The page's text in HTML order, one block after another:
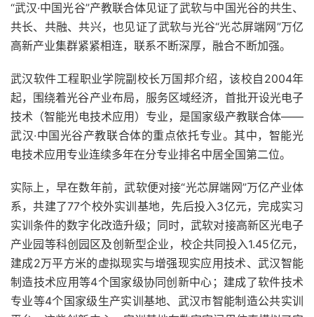
“武汉·中国光谷”产教联合体见证了武软与中国光谷的共生、
共长、共融、共兴，也见证了武软与光谷“光芯屏端网”万亿
高新产业集群紧紧相连，联系不断深厚，融合不断加强。
武汉软件工程职业学院副校长万国邦介绍，该校自2004年
起，围绕着光谷产业布局，服务区域经济，首批开设光电子
技术（智能光电技术应用）专业，是国家级产教联合体——
武汉∙中国光谷产教联合体的重点依托专业。其中，智能光
电技术应用专业连续多年在分专业排名中居全国第二位。
实际上，早在数年前，武软便对接“光芯屏端网”万亿产业体
系，共建了77个校外实训基地，先后投入3亿元，完成实习
实训条件的数字化改造升级；同时，武软对接高新区光电子
产业园等科创园区及创新型企业，校企共同投入1.45亿元，
建成2万平方米的虚拟现实与增强现实应用技术、武汉智能
制造技术应用等4个国家级协同创新中心；建成了软件技术
专业等4个国家级生产实训基地、武汉市智能制造公共实训